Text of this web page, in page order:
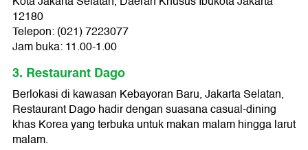
12180
Telepon: (021) 7223077
Jam buka: 11.00-1.00
3. Restaurant Dago
Berlokasi di kawasan Kebayoran Baru, Jakarta Selatan,
Restaurant Dago hadir dengan suasana casual-dining
khas Korea yang terbuka untuk makan malam hingga larut
malam.